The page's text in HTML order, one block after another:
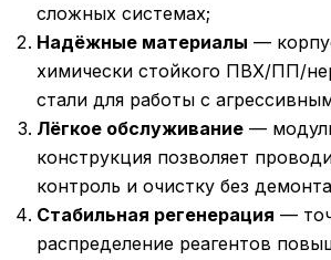
сложных системах;
Надёжные материалы —
химически стойкого ПВХ/ПП/
стали для работы с
Лёгкое обслуживание —
конструкция позволяет
контроль и очистку без
Стабильная регенерация —
распределение реагентов